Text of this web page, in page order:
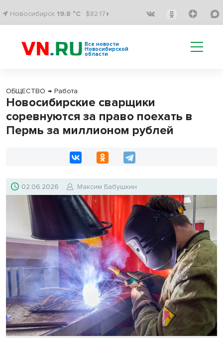
Новосибирск 19.8 °C $82.17↑
Все новости
Новосибирской
области
ОБЩЕСТВО → Работа
Новосибирские сварщики
соревнуются за право поехать в
Пермь за миллионом рублей
02.06.2026 Максим Бабушкин